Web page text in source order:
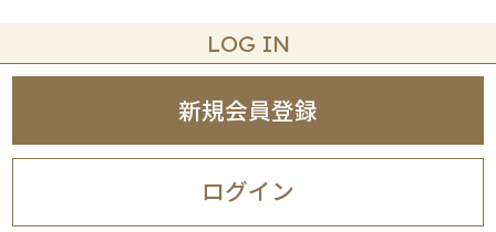
LOG IN
ログイン
新規会員登録